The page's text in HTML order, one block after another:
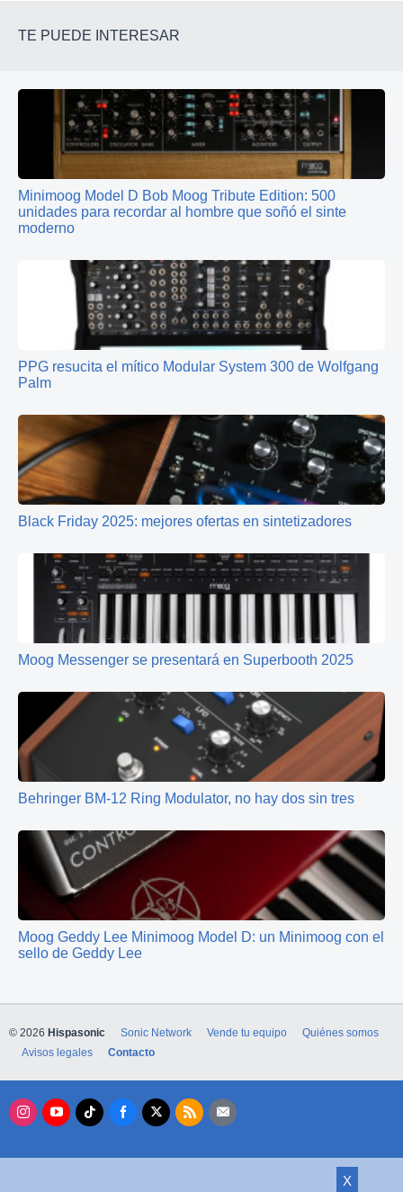
TE PUEDE INTERESAR
Minimoog Model D Bob Moog Tribute Edition: 500
unidades para recordar al hombre que soñó el sinte
moderno
PPG resucita el mítico Modular System 300 de Wolfgang
Palm
Black Friday 2025: mejores ofertas en sintetizadores
Moog Messenger se presentará en Superbooth 2025
Behringer BM-12 Ring Modulator, no hay dos sin tres
Moog Geddy Lee Minimoog Model D: un Minimoog con el
sello de Geddy Lee
X
© 2026 Hispasonic Sonic Network Vende tu equipo
Quiénes somos
Avisos legales
Contacto